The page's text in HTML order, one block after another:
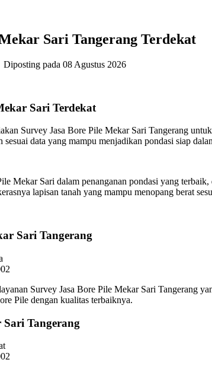
Sari Tangerang Terdekat
Diposting pada 08 Agustus 2026
Sari Terdekat
Survey Jasa Bore Pile Mekar Sari Tangerang
sesuai data yang mampu menjadikan pondasi siap
Mekar Sari dalam penanganan pondasi yang
lapisan tanah yang mampu menopang berat
Sari Tangerang
Survey Jasa Bore Pile Mekar Sari Tangerang
Pile dengan kualitas terbaiknya.
Sari Tangerang